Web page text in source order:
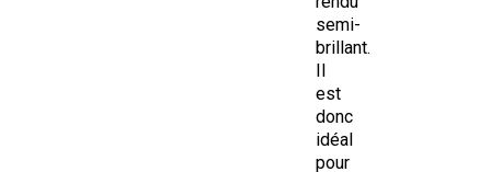
semi-
brillant.
Il
est
donc
idéal
pour